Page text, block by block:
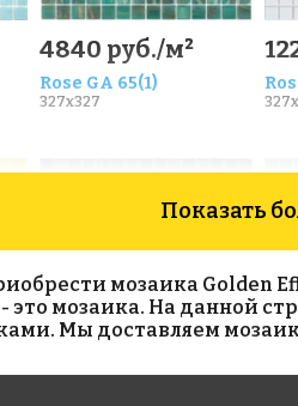
4840 руб./м²
Rose GA 65(1)
327x327
Показать
мозаика Golden
это мозаика. На данной
Мы доставляем